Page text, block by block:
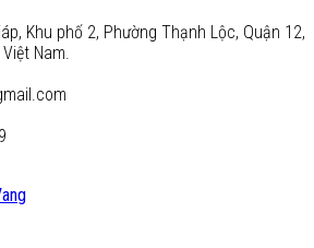
Khu phố 2, Phường Thạnh Lộc, Quận 12,
Nam.